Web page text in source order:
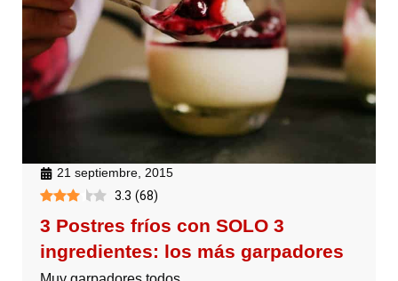
21 septiembre, 2015
3.3 (68)
3 Postres fríos con SOLO 3
ingredientes: los más garpadores